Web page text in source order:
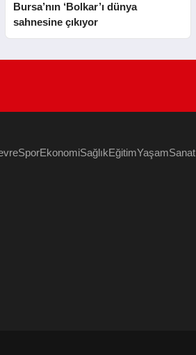
Bursa’nın ‘Bolkar’ı dünya
sahnesine çıkıyor
SporEkonomiSağlıkEğitimYaşamSanat